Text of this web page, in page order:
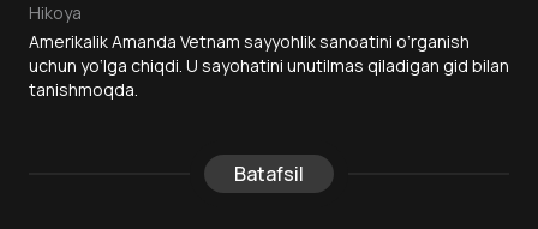
Hikoya
Amerikalik Amanda Vetnam sayyohlik sanoatini o‘rganish
uchun yo‘lga chiqdi. U sayohatini unutilmas qiladigan gid bilan
tanishmoqda.
Batafsil